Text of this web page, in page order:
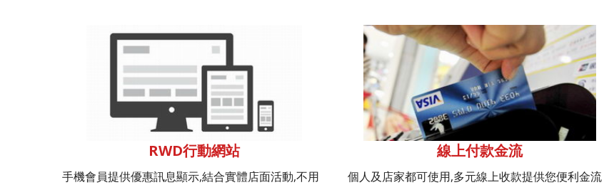
RWD行動網站
手機會員提供優惠訊息顯示,結合實體店面活動,不用
線上付款金流
個人及店家都可使用,多元線上收款提供您便利金流